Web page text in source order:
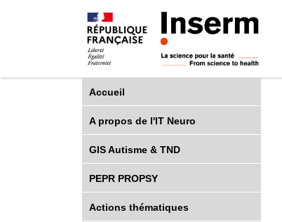
Accueil
A propos de l'IT Neuro
GIS Autisme & TND
PEPR PROPSY
Actions thématiques